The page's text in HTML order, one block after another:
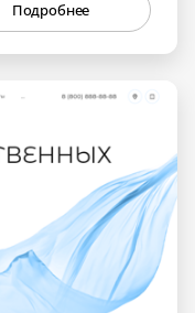
Подробнее